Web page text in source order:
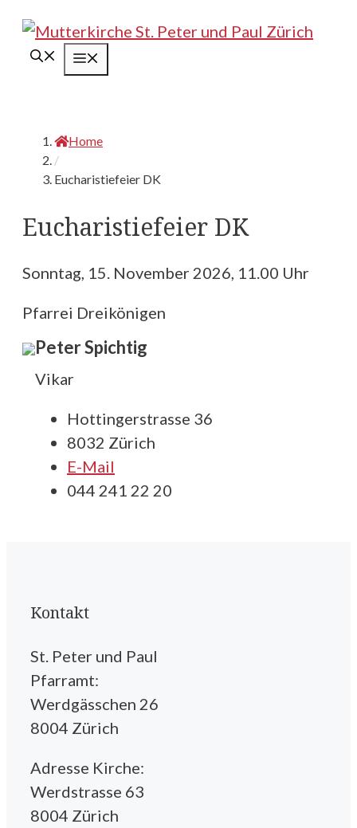
Springe
Inhalt
Home
/
Eucharistiefeier DK
Eucharistiefeier DK
Sonntag, 15. November 2026, 11.00 Uhr
Pfarrei Dreikönigen
Peter Spichtig
Vikar
Hottingerstrasse 36
8032 Zürich
E-Mail
044 241 22 20
Kontakt
St. Peter und Paul
Pfarramt:
Werdgässchen 26
8004 Zürich
Adresse Kirche:
Werdstrasse 63
8004 Zürich